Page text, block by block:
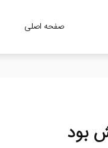
صفحه اصلی
بود